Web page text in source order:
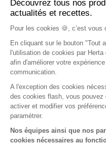
Plus
Accueil Recettes Tarte
FAQ Contact
Mentions sanitaires
Découvrez tous nos
actualités et recettes.
Pour les cookies 🍪, c’est vous
En cliquant sur le bouton "Tout
l'utilisation de cookies par
afin d'améliorer votre
communication.
A l'exception des cookies
des cookies flash, vous pouvez
activer et modifier vos
paramétrer.
Nos équipes ainsi que nos
cookies nécessaires au